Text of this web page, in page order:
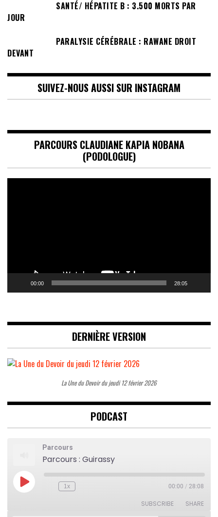
SANTÉ/ HÉPATITE B : 3.500 MORTS PAR
JOUR
PARALYSIE CÉRÉBRALE : RAWANE DROIT
DEVANT
SUIVEZ-NOUS AUSSI SUR INSTAGRAM
PARCOURS CLAUDIANE KAPIA NOBANA
(PODOLOGUE)
00:00 28:05
DERNIÈRE VERSION
La Une du Devoir du jeudi 12 février 2026
PODCAST
Parcours
Parcours : Guirassy
Play
Episode
Rewind
1x 00:00 / 28:08
SUBSCRIBE SHARE